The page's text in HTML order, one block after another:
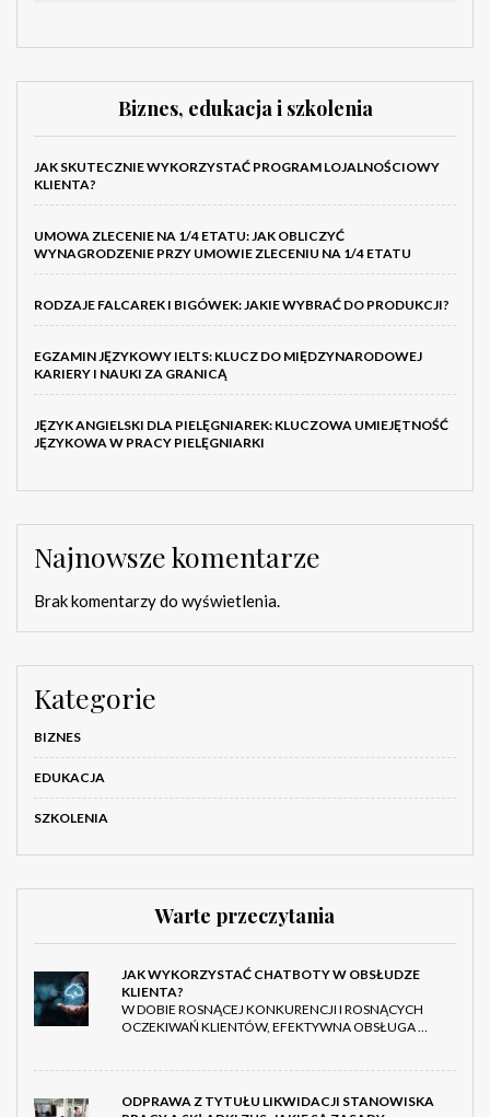
Biznes, edukacja i szkolenia
JAK SKUTECZNIE WYKORZYSTAĆ PROGRAM LOJALNOŚCIOWY
KLIENTA?
UMOWA ZLECENIE NA 1/4 ETATU: JAK OBLICZYĆ
WYNAGRODZENIE PRZY UMOWIE ZLECENIU NA 1/4 ETATU
RODZAJE FALCAREK I BIGÓWEK: JAKIE WYBRAĆ DO PRODUKCJI?
EGZAMIN JĘZYKOWY IELTS: KLUCZ DO MIĘDZYNARODOWEJ
KARIERY I NAUKI ZA GRANICĄ
JĘZYK ANGIELSKI DLA PIELĘGNIAREK: KLUCZOWA UMIEJĘTNOŚĆ
JĘZYKOWA W PRACY PIELĘGNIARKI
Najnowsze komentarze
Brak komentarzy do wyświetlenia.
Kategorie
BIZNES
EDUKACJA
SZKOLENIA
Warte przeczytania
JAK WYKORZYSTAĆ CHATBOTY W OBSŁUDZE
KLIENTA?
W DOBIE ROSNĄCEJ KONKURENCJI I ROSNĄCYCH
OCZEKIWAŃ KLIENTÓW, EFEKTYWNA OBSŁUGA …
ODPRAWA Z TYTUŁU LIKWIDACJI STANOWISKA